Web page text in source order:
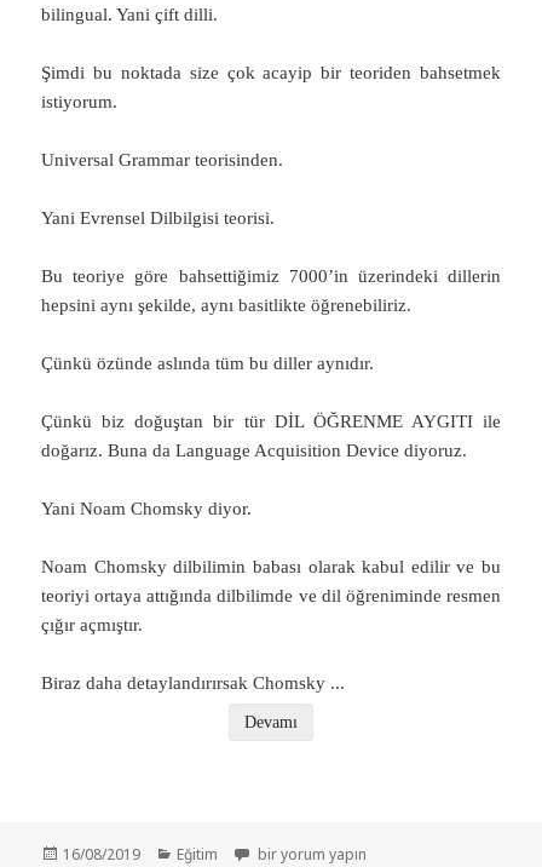
bilingual. Yani çift dilli.
Şimdi bu noktada size çok acayip bir teoriden bahsetmek
istiyorum.
Universal Grammar teorisinden.
Yani Evrensel Dilbilgisi teorisi.
Bu teoriye göre bahsettiğimiz 7000’in üzerindeki dillerin
hepsini aynı şekilde, aynı basitlikte öğrenebiliriz.
Çünkü özünde aslında tüm bu diller aynıdır.
Çünkü biz doğuştan bir tür DİL ÖĞRENME AYGITI ile
doğarız. Buna da Language Acquisition Device diyoruz.
Yani Noam Chomsky diyor.
Noam Chomsky dilbilimin babası olarak kabul edilir ve bu
teoriyi ortaya attığında dilbilimde ve dil öğreniminde resmen
çığır açmıştır.
Biraz daha detaylandırırsak Chomsky ...
Devamı
Yayın
16/08/2019 Kategoriler
Eğitim Daha Zeki Olmak İster Miydin? – Yeni Bir
bir yorum yapın